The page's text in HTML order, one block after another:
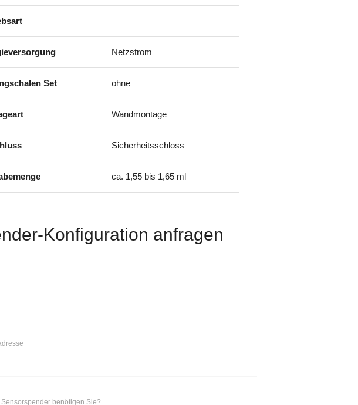
Netzstrom
Set ohne
Wandmontage
Sicherheitsschloss
ca. 1,55 bis 1,65 ml
Konfiguration anfragen
benötigen Sie?